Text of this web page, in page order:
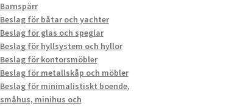
Barnspärr
Beslag för båtar och yachter
Beslag för glas och speglar
Beslag för hyllsystem och hyllor
Beslag för kontorsmöbler
Beslag för metallskåp och möbler
Beslag för minimalistiskt boende,
småhus, minihus och